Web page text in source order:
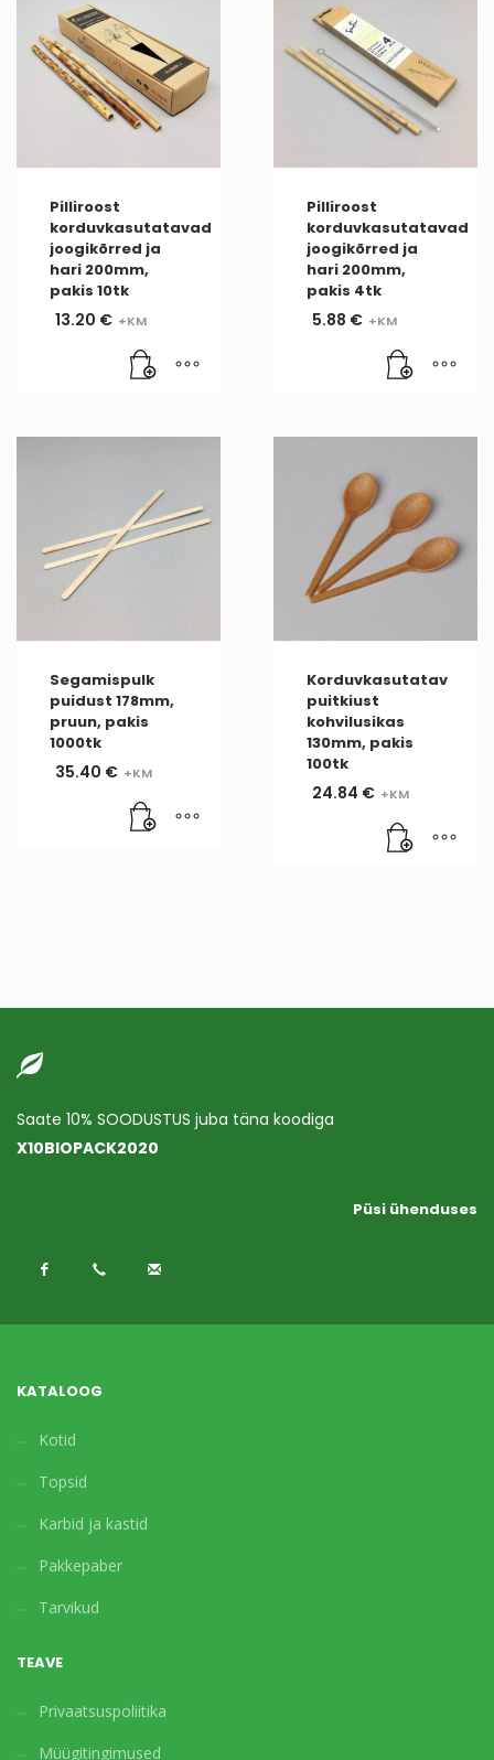
Pilliroost
korduvkasutatavad
joogikõrred ja
hari 200mm,
pakis 10tk
13.20 €
Pilliroost
korduvkasutatavad
joogikõrred ja
hari 200mm,
pakis 4tk
5.88 €
Segamispulk
puidust 178mm,
pruun, pakis
1000tk
35.40 €
Korduvkasutatav
puitkiust
kohvilusikas
130mm, pakis
100tk
24.84 €
Saate 10% SOODUSTUS juba täna koodiga
X10BIOPACK2020
Püsi ühenduses
KATALOOG
Kotid
Topsid
Karbid ja kastid
Pakkepaber
Tarvikud
TEAVE
Privaatsuspoliitika
Müügitingimused